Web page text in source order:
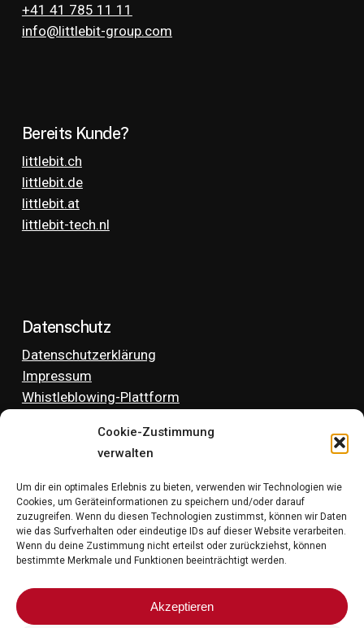
Cookie-Zustimmung
verwalten
Um dir ein optimales Erlebnis zu bieten, verwenden wir Technologien wie
Cookies, um Geräteinformationen zu speichern und/oder darauf
zuzugreifen. Wenn du diesen Technologien zustimmst, können wir Daten
wie das Surfverhalten oder eindeutige IDs auf dieser Website verarbeiten.
Wenn du deine Zustimmung nicht erteilst oder zurückziehst, können
bestimmte Merkmale und Funktionen beeinträchtigt werden.
Akzeptieren
+41 41 785 11 11
info@littlebit-group.com
Bereits Kunde?
littlebit.ch
littlebit.de
littlebit.at
littlebit-tech.nl
Datenschutz
Datenschutzerklärung
Impressum
Whistleblowing-Plattform
Stay in the loop. Follow us on